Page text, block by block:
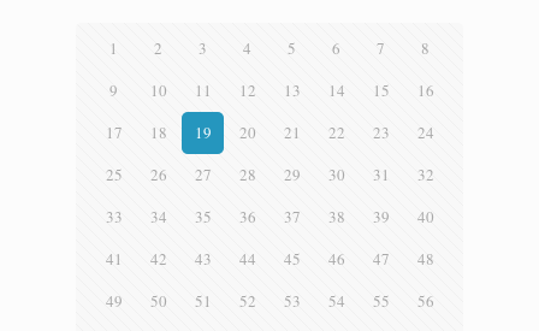
1 2 3 4 5 6 7
8
9
10 11 12 13 14 15
16
17
18 19 20 21 22 23
24
25
26 27 28 29 30 31
32
33
34 35 36 37 38 39
40
41
42 43 44 45 46 47
48
49
50 51 52 53 54 55
56